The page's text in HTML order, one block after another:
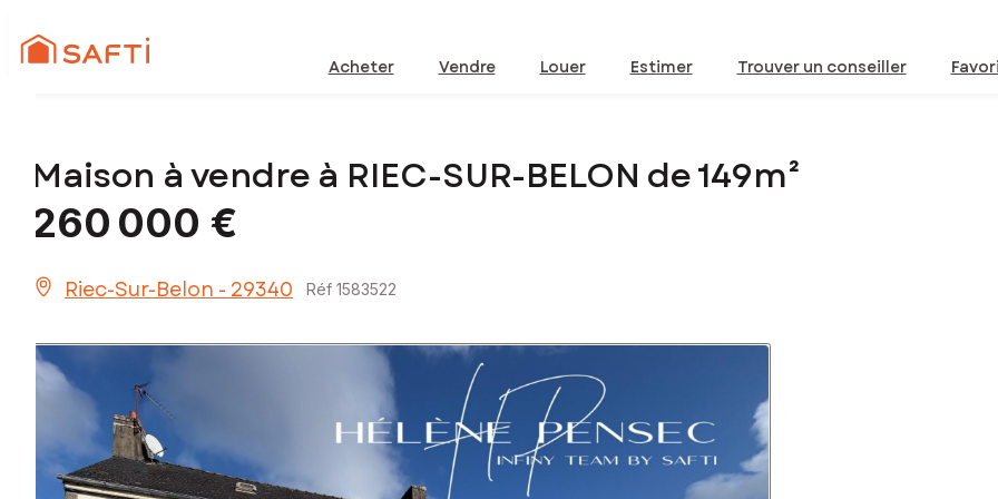
Acheter Vendre Louer Estimer Trouver un conseiller
Maison à vendre à RIEC-SUR-BELON de 149m²
260 000 €
Riec-Sur-Belon - 29340 Réf 1583522